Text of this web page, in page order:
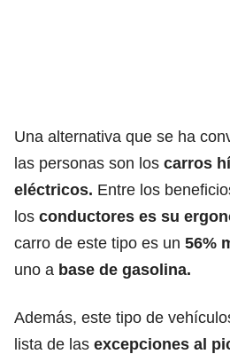
Una alternativa que se ha
las personas son los carros
eléctricos. Entre los
los conductores es su
carro de este tipo es un 56%
uno a base de gasolina.
Además, este tipo de
lista de las excepciones al